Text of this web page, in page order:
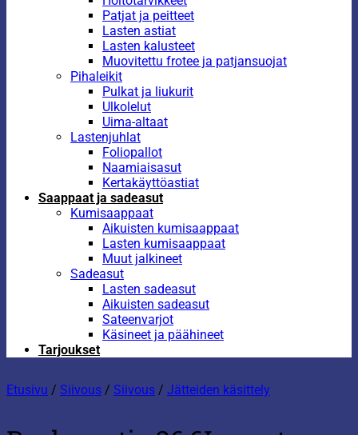
Patjat ja peitteet
Lasten astiat
Lasten kalusteet
Muovitettu frotee ja patjansuojat
Pihaleikit
Pulkat ja liukurit
Ulkolelut
Uima-altaat
Lastenjuhlat
Foliopallot
Naamiaisasut
Kertakäyttöastiat
Saappaat ja sadeasut
Kumisaappaat
Aikuisten kumisaappaat
Lasten kumisaappaat
Muut jalkineet
Sadeasut
Lasten sadeasut
Aikuisten sadeasut
Sateenvarjot
Käsineet ja päähineet
Tarjoukset
Etusivu / Siivous / Siivous / Jätteiden käsittely